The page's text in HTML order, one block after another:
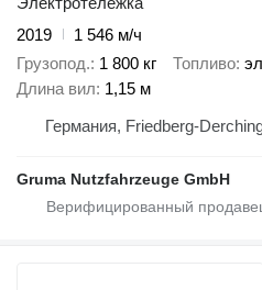
2019
1 546 м/ч
Грузопод. 1 800 кг Топливо
Длина вил 1,15 м
Германия, Friedberg-
Gruma Nutzfahrzeuge GmbH